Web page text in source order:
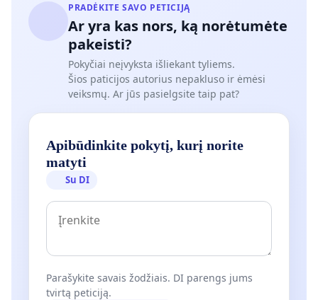
PRADĖKITE SAVO PETICIJĄ
Ar yra kas nors, ką norėtumėte
pakeisti?
Pokyčiai neįvyksta išliekant tyliems.
Šios paticijos autorius nepakluso ir ėmėsi
veiksmų. Ar jūs pasielgsite taip pat?
Apibūdinkite pokytį, kurį norite
matyti
Su DI
Parašykite savais žodžiais. DI parengs jums
tvirtą peticiją.